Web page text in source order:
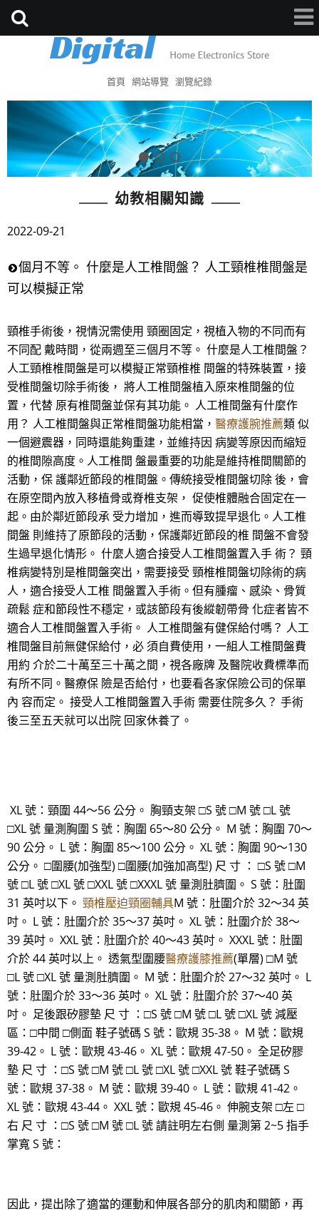
首頁 網站導覽 瀏覽紀錄
幼教相關知識
2022-09-21
個月不等。 什麼是人工椎間盤？ 人工頸椎椎間盤是
可以模擬正常
頸椎手術後，視情況需使用 頸圈固定，視植入物的不同而有
不同配 戴時間，從兩週至三個月不等。 什麼是人工椎間盤？
人工頸椎椎間盤是可以模擬正常頸椎椎 間盤的特殊裝置，接
受椎間盤切除手術後， 將人工椎間盤植入原來椎間盤的位
置，代替 原有椎間盤並保有其功能。 人工椎間盤有什麼作
用？ 人工椎間盤與正常椎間盤功能相當， 醫療護腕推薦類 似
一個避震器，同時還能夠重建，並維持因 病變等原因而縮短
的椎間隙高度。人工椎間 盤最重要的功能是維持椎間關節的
活動，保 護鄰近節段的椎間盤。傳統接受椎間盤切除 後，會
在原空間內放入移植骨或脊椎支架， 促使椎體融合固定在一
起。由於鄰近節段承 受力增加，進而導致提早退化。人工椎
間盤 則維持了原節段的活動，保護鄰近節段的椎 間盤不會發
生過早退化情形。 什麼人適合接受人工椎間盤置入手 術？ 頸
椎病變特別是椎間盤突出，需要接受 頸椎椎間盤切除術的病
人，適合接受人工椎 間盤置入手術。但有腫瘤、感染、骨質
疏鬆 症和節段性不穩定，或該節段有後縱韌帶骨 化症者皆不
適合人工椎間盤置入手術。 人工椎間盤有健保給付嗎？ 人工
椎間盤目前無健保給付，必 須自費使用，一組人工椎間盤費
用約 介於二十萬至三十萬之間，視各廠牌 及醫院收費標準而
有所不同。醫療保 險是否給付，也要看各家保險公司的保單
內 容而定。 接受人工椎間盤置入手術 需要住院多久？ 手術
後三至五天就可以出院 回家休養了。
XL 號：頸圍 44～56 公分。 胸頸支架 □S 號 □M 號 □L 號
□XL 號 量測胸圍 S 號：胸圍 65～80 公分。 M 號：胸圍 70～
90 公分。 L 號：胸圍 85～100 公分。 XL 號：胸圍 90～130
公分。 □圍腰(加強型) □圍腰(加強加高型) 尺 寸 ： □S 號 □M
號 □L 號 □XL 號 □XXL 號 □XXXL 號 量測肚臍圍。 S 號：肚圍
31 英吋以下。 頸椎壓迫頸圈輔具M 號：肚圍介於 32～34 英
吋。 L 號：肚圍介於 35～37 英吋。 XL 號：肚圍介於 38～
39 英吋。 XXL 號：肚圍介於 40～43 英吋。 XXXL 號：肚圍
介於 44 英吋以上。 透氣型圍腰醫療護膝推薦(單層) □M 號
□L 號 □XL 號 量測肚臍圍。 M 號：肚圍介於 27～32 英吋。 L
號：肚圍介於 33～36 英吋。 XL 號：肚圍介於 37～40 英
吋。 足後跟矽膠墊 尺 寸 ：□S 號 □M 號 □L 號 □XL 號 減壓
區：□中間 □側面 鞋子號碼 S 號：歐規 35-38。 M 號：歐規
39-42。 L 號：歐規 43-46。 XL 號：歐規 47-50。 全足矽膠
墊 尺 寸 ：□S 號 □M 號 □L 號 □XL 號 □XXL 號 鞋子號碼 S
號：歐規 37-38。 M 號：歐規 39-40。 L 號：歐規 41-42。
XL 號：歐規 43-44。 XXL 號：歐規 45-46。 伸腕支架 □左 □
右 尺 寸 ：□S 號 □M 號 □L 號 請註明左右側 量測第 2~5 指手
掌寬 S 號：
因此，提出除了適當的運動和伸展各部分的肌肉和關節，再